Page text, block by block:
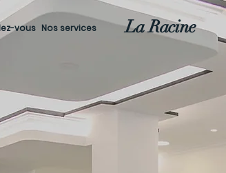
vous Nos services La Racine